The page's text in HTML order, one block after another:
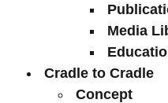
Media
Cradle to Cradle
Concept